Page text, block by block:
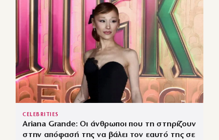
CELEBRITIES
Ariana Grande: Οι άνθρωποι που τη στηρίζουν
στην απόφασή της να βάλει τον εαυτό της σε